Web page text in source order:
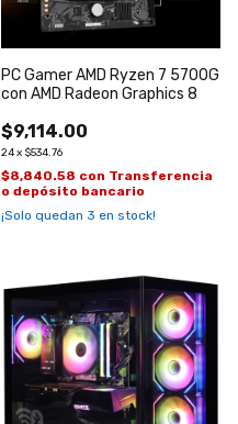
PC Gamer AMD Ryzen 7 5700G
con AMD Radeon Graphics 8
$9,114.00
24x $534.76
$8,840.58 con Transferencia
o depósito bancario
¡Solo quedan 3 en stock!